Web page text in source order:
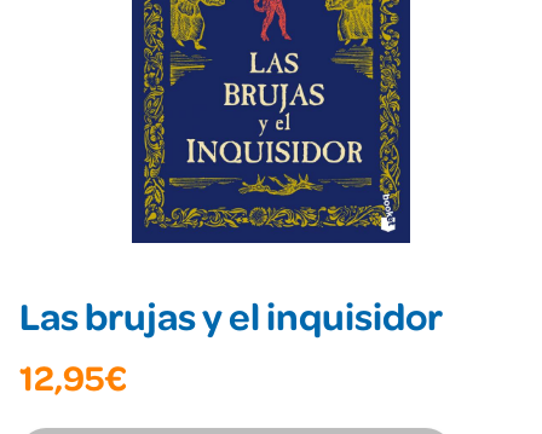
Las brujas y el inquisidor
12,95€